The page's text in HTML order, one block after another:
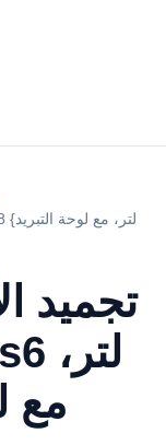
تجميد